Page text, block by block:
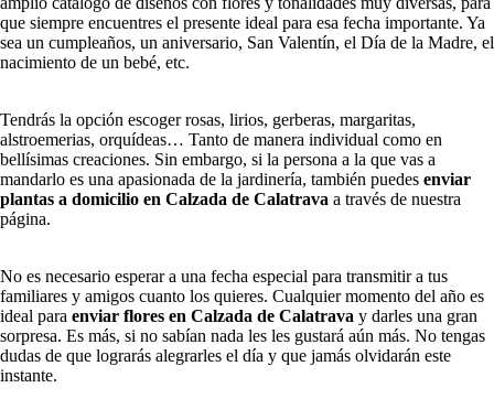
que siempre encuentres el presente ideal para esa fecha importante. Ya
sea un cumpleaños, un aniversario, San Valentín, el Día de la Madre, el
nacimiento de un bebé, etc.
Tendrás la opción escoger rosas, lirios, gerberas, margaritas,
alstroemerias, orquídeas… Tanto de manera individual como en
bellísimas creaciones. Sin embargo, si la persona a la que vas a
mandarlo es una apasionada de la jardinería, también puedes enviar
plantas a domicilio en Calzada de Calatrava a través de nuestra
página.
No es necesario esperar a una fecha especial para transmitir a tus
familiares y amigos cuanto los quieres. Cualquier momento del año es
ideal para enviar flores en Calzada de Calatrava y darles una gran
sorpresa. Es más, si no sabían nada les les gustará aún más. No tengas
dudas de que lograrás alegrarles el día y que jamás olvidarán este
instante.